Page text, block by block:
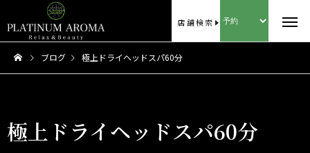
店舗検索
ブログ 極上ドライヘッドスパ60分
極上ドライヘッドスパ60分